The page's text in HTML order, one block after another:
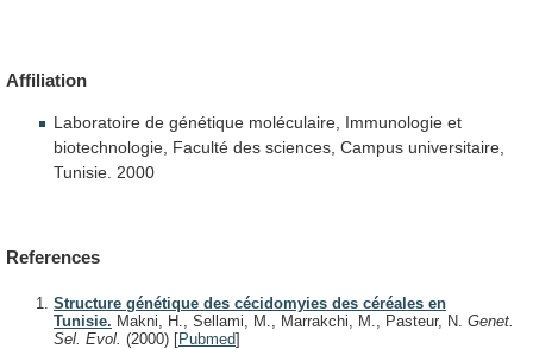
Affiliation
Laboratoire de génétique moléculaire, Immunologie et
biotechnologie, Faculté des sciences, Campus universitaire,
Tunisie. 2000
References
Structure génétique des cécidomyies des céréales en
Tunisie. Makni, H., Sellami, M., Marrakchi, M., Pasteur, N. Genet.
Sel. Evol. (2000) [Pubmed]